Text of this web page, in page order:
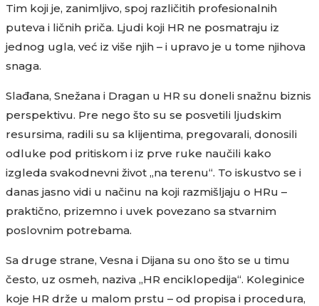
Tim koji je, zanimljivo, spoj različitih profesionalnih
puteva i ličnih priča. Ljudi koji HR ne posmatraju iz
jednog ugla, već iz više njih – i upravo je u tome njihova
snaga.
Slađana, Snežana i Dragan u HR su doneli snažnu biznis
perspektivu. Pre nego što su se posvetili ljudskim
resursima, radili su sa klijentima, pregovarali, donosili
odluke pod pritiskom i iz prve ruke naučili kako
izgleda svakodnevni život „na terenu“. To iskustvo se i
danas jasno vidi u načinu na koji razmišljaju o HRu –
praktično, prizemno i uvek povezano sa stvarnim
poslovnim potrebama.
Sa druge strane, Vesna i Dijana su ono što se u timu
često, uz osmeh, naziva „HR enciklopedija“. Koleginice
koje HR drže u malom prstu – od propisa i procedura,